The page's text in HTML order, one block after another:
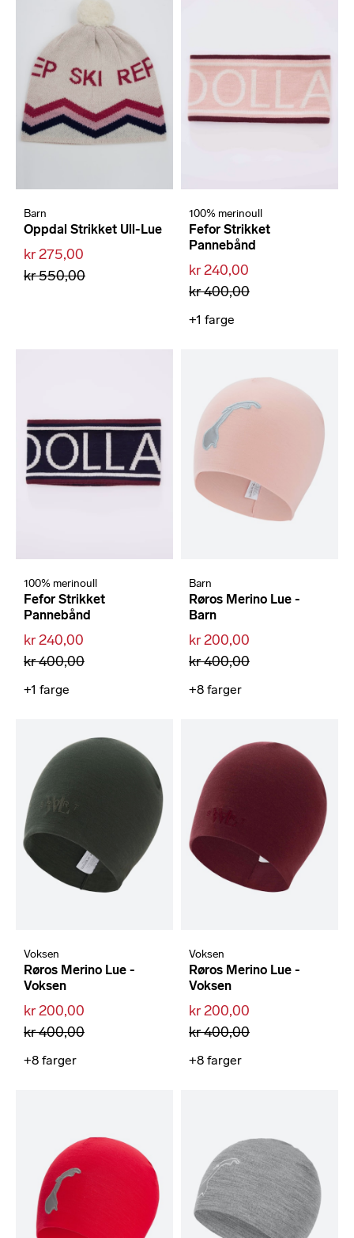
Barn
Oppdal Strikket Ull-Lue
kr 275,00
kr 550,00
100% merinoull
Fefor Strikket
Pannebånd
kr 240,00
kr 400,00
+1 farge
100% merinoull
Fefor Strikket
Pannebånd
kr 240,00
kr 400,00
+1 farge
Barn
Røros Merino Lue -
Barn
kr 200,00
kr 400,00
+8 farger
Voksen
Røros Merino Lue -
Voksen
kr 200,00
kr 400,00
+8 farger
Voksen
Røros Merino Lue -
Voksen
kr 200,00
kr 400,00
+8 farger